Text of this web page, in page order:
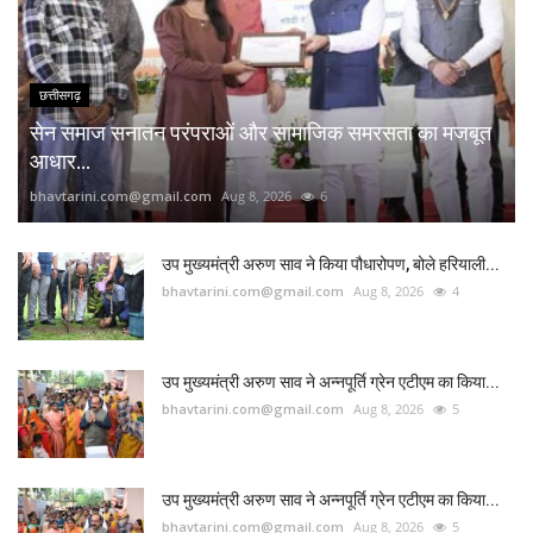
छत्तीसगढ़
सेन समाज सनातन परंपराओं और सामाजिक समरसता का मजबूत
आधार...
bhavtarini.com@gmail.com Aug 8, 2026 6
उप मुख्यमंत्री अरुण साव ने किया पौधारोपण, बोले हरियाली...
bhavtarini.com@gmail.com Aug 8, 2026 4
उप मुख्यमंत्री अरुण साव ने अन्नपूर्ति ग्रेन एटीएम का किया...
bhavtarini.com@gmail.com Aug 8, 2026 5
उप मुख्यमंत्री अरुण साव ने अन्नपूर्ति ग्रेन एटीएम का किया...
bhavtarini.com@gmail.com Aug 8, 2026 5